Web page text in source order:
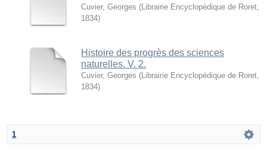
Cuvier, Georges ( Librairie Encyclopédique de Roret
1834)
Histoire des progrès des sciences
naturelles. V. 2.
Cuvier, Georges ( Librairie Encyclopédique de Roret
1834)
1